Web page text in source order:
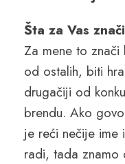
Šta za Vas
Za mene to
od ostalih, biti
drugačiji od
brendu. Ako
je reći nečije ime
radi, tada znamo